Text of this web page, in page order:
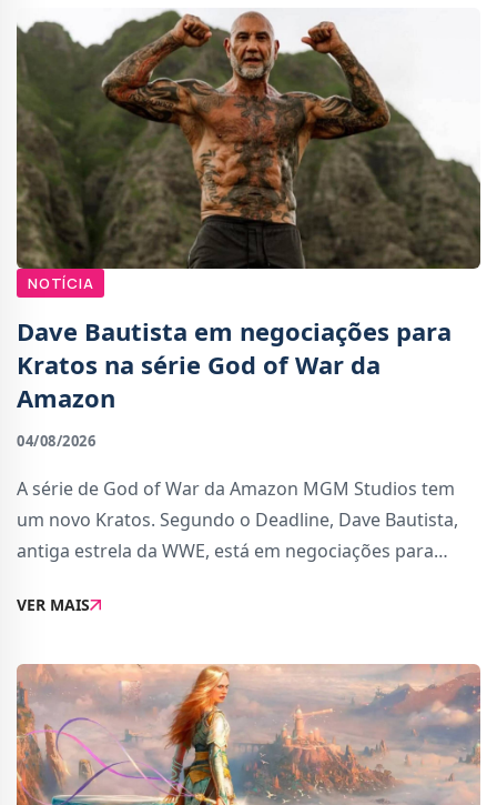
NOTÍCIA
Dave Bautista em negociações para
Kratos na série God of War da
Amazon
04/08/2026
A série de God of War da Amazon MGM Studios tem
um novo Kratos. Segundo o Deadline, Dave Bautista,
antiga estrela da WWE, está em negociações para
Hurst, que tinha sido originalmente escolhido
VER MAIS